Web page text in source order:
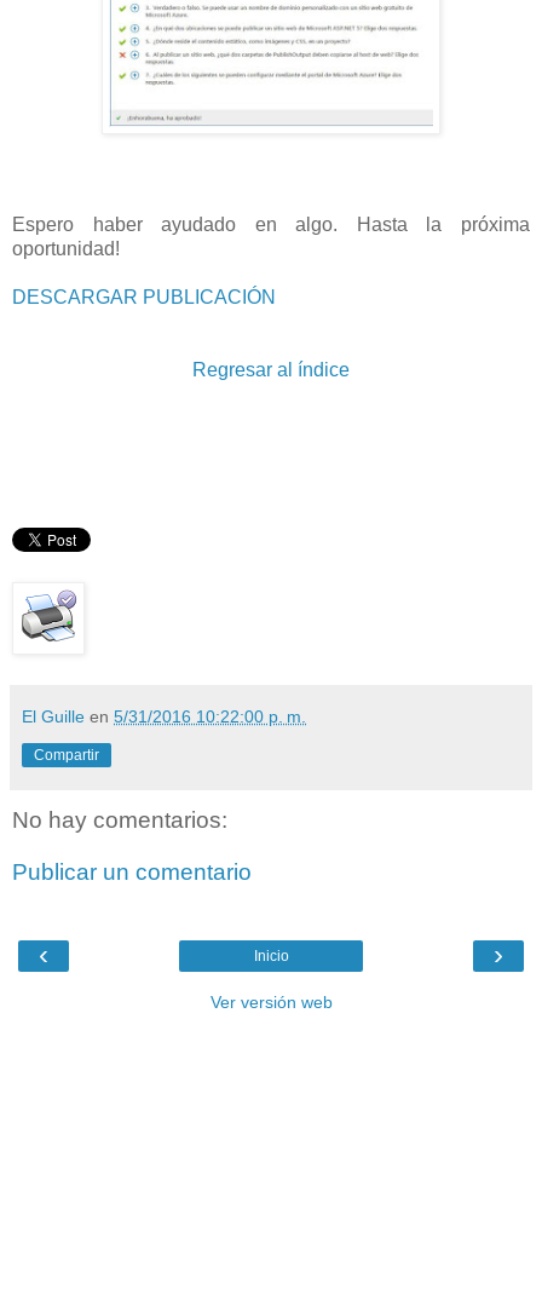
Espero haber ayudado en algo. Hasta la próxima
oportunidad!
DESCARGAR PUBLICACIÓN
Regresar al índice
El Guille en 5/31/2016 10:22:00 p. m.
Compartir
No hay comentarios:
Publicar un comentario
‹ ›
Inicio
Ver versión web